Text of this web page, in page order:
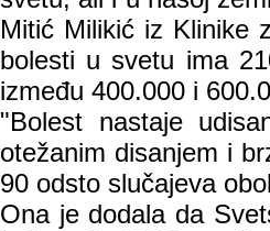
Mitić Milikić iz Klinike
bolesti u svetu ima
između 400.000 i
"Bolest nastaje
otežanim disanjem i
90 odsto slučajeva
Ona je dodala da